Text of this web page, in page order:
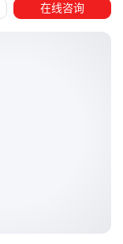
在线咨询